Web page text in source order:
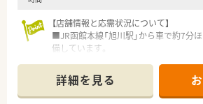
【店舗情報と応需状況について】
■JR函館本線「旭川駅」から車で約7分
備しています。
す。
■2024年夏にオープンした新しい薬局
詳細を見る